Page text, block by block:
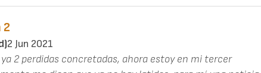
2
2 Jun 2021
2 perdidas concretadas, ahora estoy en mi tercer